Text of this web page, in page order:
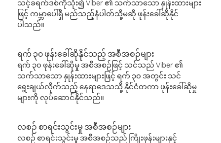
သင့်ခရက်ဒစ်ကိုသုံး၍ Viber ၏ သက်သာသော နှုန်းထားများ
ဖြင့် ကမ္ဘာပေါ်ရှိ မည်သည့်နံပါတ်သို့မဆို ဖုန်းခေါ်ဆိုနိုင်
ပါသည်။
ရက် ၃၀ ဖုန်းခေါ်ဆိုနိုင်သည့် အစီအစဉ်များ
ရက် ၃၀ ဖုန်းခေါ်ဆိုမှု အစီအစဉ်ဖြင့် သင်သည် Viber ၏
သက်သာသော နှုန်းထားများဖြင့် ရက် ၃၀ အတွင်း သင်
ရွေးချယ်လိုက်သည့် နေရာဒေသသို့ နိုင်ငံတကာ ဖုန်းခေါ်ဆိုမှု
များကို လုပ်ဆောင်နိုင်သည်။
လစဉ် စာရင်းသွင်းမှု အစီအစဉ်များ
လစဉ် စာရင်းသွင်းမှု အစီအစဉ်သည် ကြိုးဖုန်းများနှင့်